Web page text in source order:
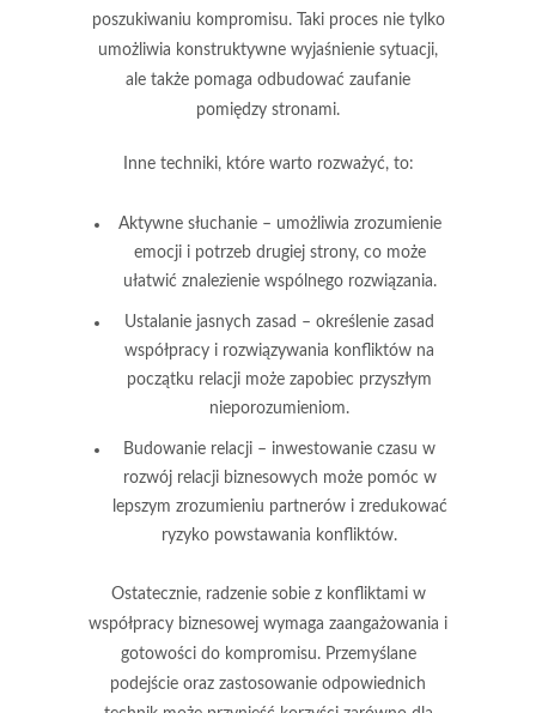
poszukiwaniu kompromisu. Taki proces nie tylko
umożliwia konstruktywne wyjaśnienie sytuacji,
ale także pomaga odbudować zaufanie
pomiędzy stronami.
Inne techniki, które warto rozważyć, to:
Aktywne słuchanie– umożliwia zrozumienie
emocji i potrzeb drugiej strony, co może
ułatwić znalezienie wspólnego rozwiązania.
Ustalanie jasnych zasad – określenie zasad
współpracy i rozwiązywania konfliktów na
początku relacji może zapobiec przyszłym
nieporozumieniom.
Budowanie relacji – inwestowanie czasu w
rozwój relacji biznesowych może pomóc w
lepszym zrozumieniu partnerów i zredukować
ryzyko powstawania konfliktów.
Ostatecznie, radzenie sobie z konfliktami w
współpracy biznesowej wymaga zaangażowania i
gotowości do kompromisu. Przemyślane
podejście oraz zastosowanie odpowiednich